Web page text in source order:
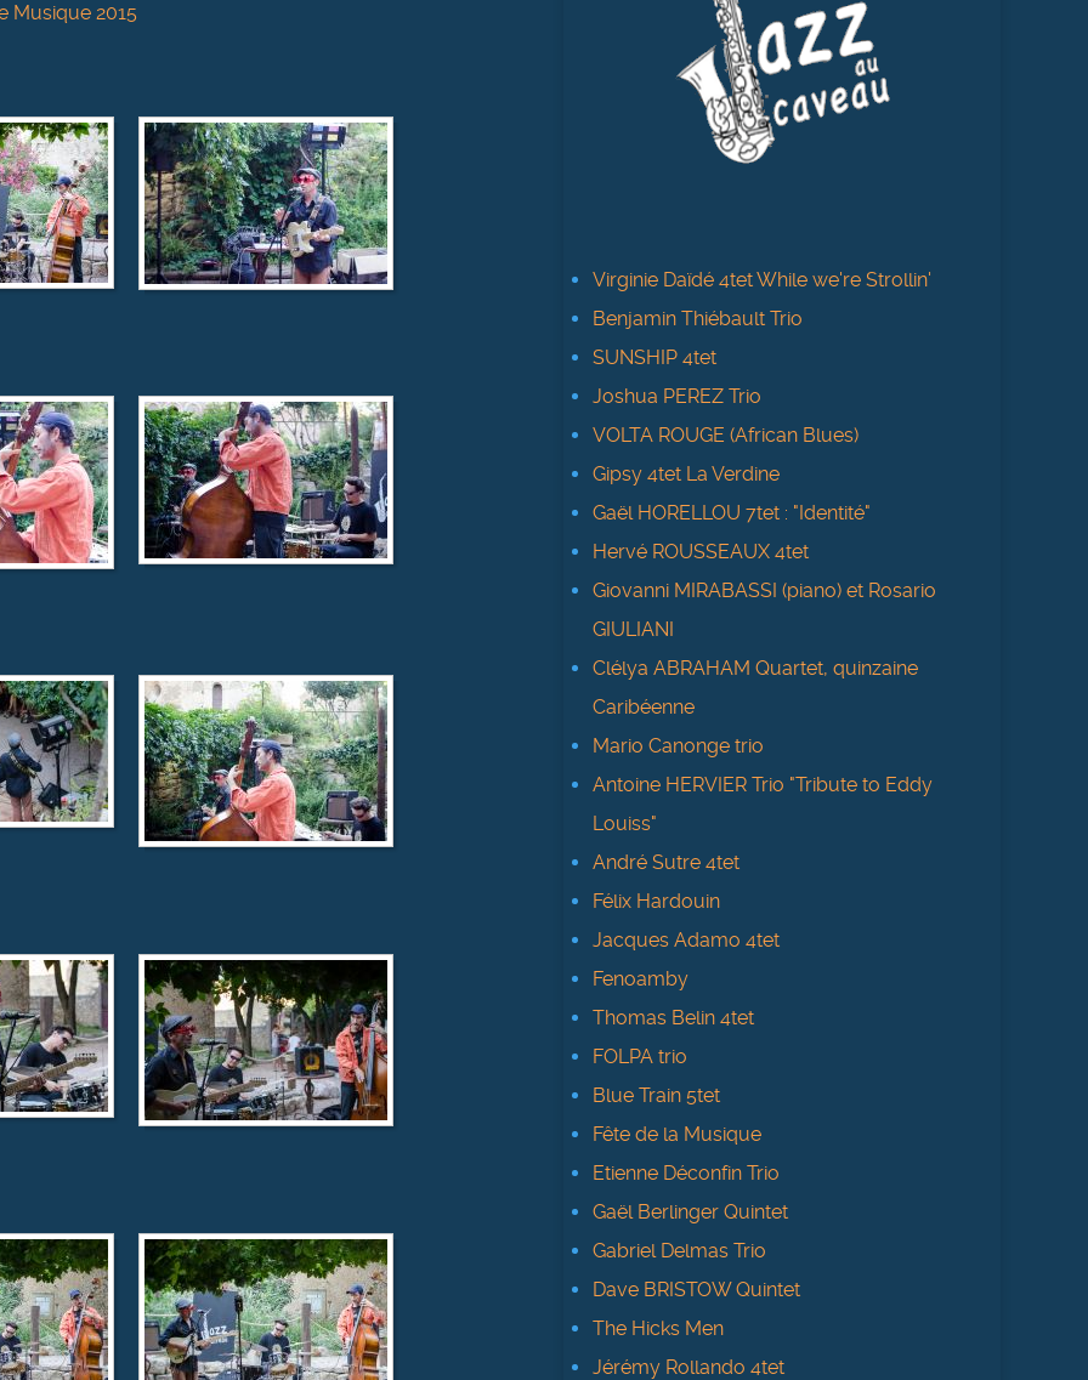
Musique 2015
Virginie Daïdé 4tet While we're Strollin'
Benjamin Thiébault Trio
SUNSHIP 4tet
Joshua PEREZ Trio
VOLTA ROUGE (African Blues)
Gipsy 4tet La Verdine
Gaël HORELLOU 7tet : "Identité"
Hervé ROUSSEAUX 4tet
Giovanni MIRABASSI (piano) et Rosario
GIULIANI
Clélya ABRAHAM Quartet, quinzaine
Caribéenne
Mario Canonge trio
Antoine HERVIER Trio "Tribute to Eddy
Louiss"
André Sutre 4tet
Félix Hardouin
Jacques Adamo 4tet
Fenoamby
Thomas Belin 4tet
FOLPA trio
Blue Train 5tet
Fête de la Musique
Etienne Déconfin Trio
Gaël Berlinger Quintet
Gabriel Delmas Trio
Dave BRISTOW Quintet
The Hicks Men
Jérémy Rollando 4tet